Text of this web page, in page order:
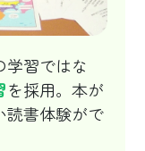
学習ではな
を採用。本が
読書体験がで